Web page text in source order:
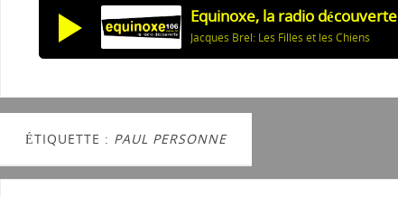
Equinoxe, la radio découverte
Jacques Brel: Les Filles et les Chiens
ÉTIQUETTE : PAUL PERSONNE